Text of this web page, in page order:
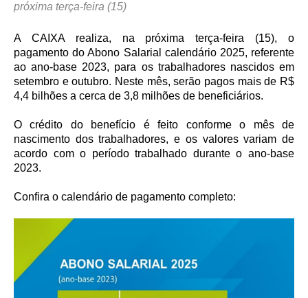
próxima terça-feira (15)
A CAIXA realiza, na próxima terça-feira (15), o
pagamento do Abono Salarial calendário 2025, referente
ao ano-base 2023, para os trabalhadores nascidos em
setembro e outubro. Neste mês, serão pagos mais de R$
4,4 bilhões a cerca de 3,8 milhões de beneficiários.
O crédito do benefício é feito conforme o mês de
nascimento dos trabalhadores, e os valores variam de
acordo com o período trabalhado durante o ano-base
2023.
Confira o calendário de pagamento completo: